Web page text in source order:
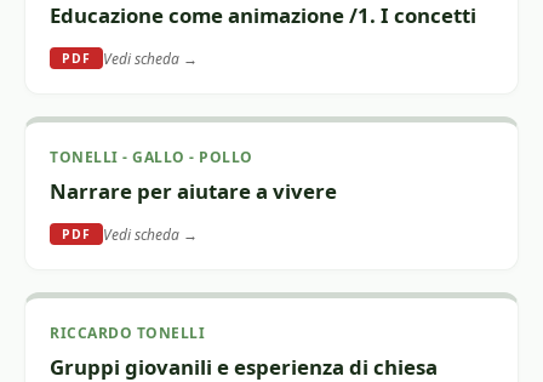
Educazione come animazione /1. I concetti
PDF Vedi scheda →
TONELLI - GALLO - POLLO
Narrare per aiutare a vivere
PDF Vedi scheda →
RICCARDO TONELLI
Gruppi giovanili e esperienza di chiesa